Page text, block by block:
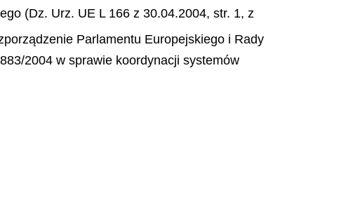
(Dz. Urz. UE L 166 z 30.04.2004, str. 1, z
Parlamentu Europejskiego i Rady
2004 w sprawie koordynacji systemów